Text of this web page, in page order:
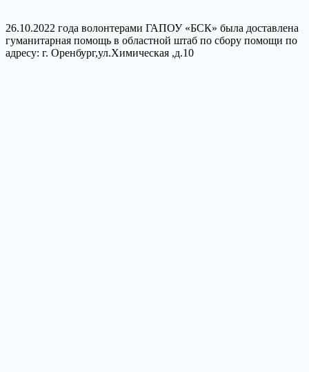
26.10.2022 года волонтерами ГАПОУ «БСК» была доставлена
гуманитарная помощь в областной штаб по сбору помощи по
адресу: г. Оренбург,ул.Химическая ,д.10